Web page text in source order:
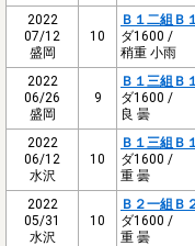
2022
07/12
盛岡
10
Ｂ１二組Ｂ
ダ1600 /
稍重 小雨
2022
06/26
盛岡
9
Ｂ１三組Ｂ
ダ1600 /
良 曇
2022
06/12
水沢
10
Ｂ１三組Ｂ
ダ1600 /
重 曇
2022
05/31
水沢
10
Ｂ２一組Ｂ
ダ1600 /
重 曇